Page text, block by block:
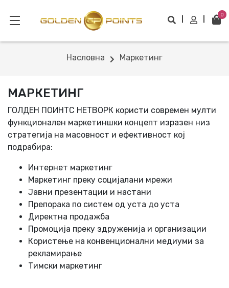
0
Насловна Маркетинг
МАРКЕТИНГ
ГОЛДЕН ПОИНТС НЕТВОРК користи современ мулти
функционален маркетиншки концепт изразен низ
стратегија на масовност и ефективност кој
подрабира:
Интернет маркетинг
Маркетинг преку социјалани мрежи
Јавни презентации и настани
Препорака по систем од уста до уста
Директна продажба
Промоција преку здруженија и организации
Користење на конвенционални медиуми за
рекламирање
Тимски маркетинг